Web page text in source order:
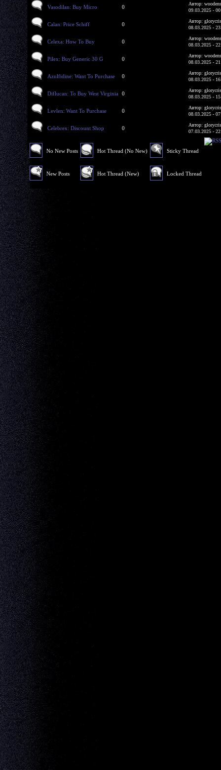
Vasodilan: Buy Micro 0
Автор:
09.03.2025 -
Calan: Price Schiff 0
Автор:
08.03.2025 -
Celexa: How To Buy 0
Автор:
08.03.2025 -
Pilex: Buy Generic 30 G 0
Автор:
08.03.2025 -
Azulfidine: Want To Purchase 0
Автор:
08.03.2025 -
Diflucan: To Buy West Virginia 0
Автор:
08.03.2025 -
Levlen: Want To Purchase 0
Автор:
08.03.2025 -
Celebrex: Discount Shop 0
Автор:
07.03.2025 -
No New Posts
New Posts
Hot Thread (No New)
Hot Thread (New)
Sticky Thread
Locked Thread